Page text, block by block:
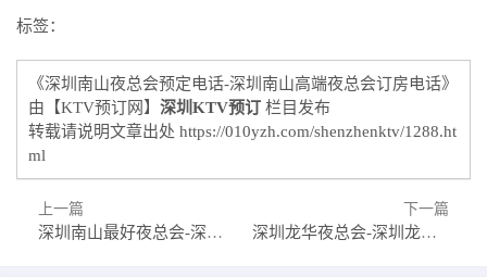
标签：
《深圳南山夜总会预定电话-深圳南山高端夜总会订房电话》
由【KTV预订网】 深圳KTV预订 栏目发布
转载请说明文章出处 https://010yzh.com/shenzhenktv/1288.ht
ml
上一篇
深圳南山最好夜总会-深圳南山十大夜总会预定排行榜
下一篇
深圳龙华夜总会-深圳龙华夜总会预订-深圳龙华夜场预定